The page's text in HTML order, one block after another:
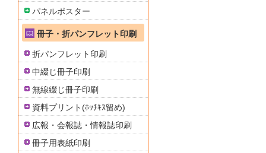
パネルポスター
冊子・折パンフレット印刷
折パンフレット印刷
中綴じ冊子印刷
無線綴じ冊子印刷
資料プリント(ﾎｯﾁｷｽ留め)
広報・会報誌・情報誌印刷
冊子用表紙印刷